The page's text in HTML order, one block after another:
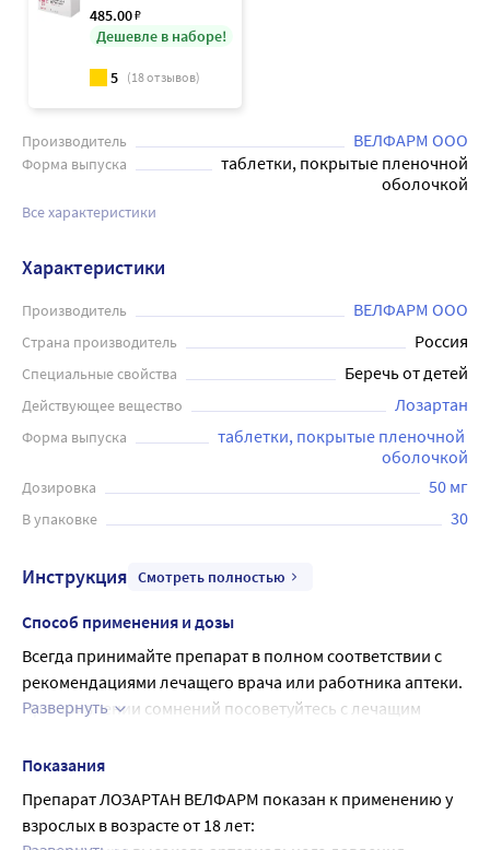
485.00₽
Дешевле в наборе!
5 (18отзывов)
Производитель ВЕЛФАРМ ООО
Форма выпуска
таблетки, покрытые пленочной
оболочкой
Все характеристики
Характеристики
Производитель ВЕЛФАРМ ООО
Страна производитель Россия
Специальные свойства Беречь от детей
Действующее вещество Лозартан
Форма выпуска
таблетки, покрытые пленочной
оболочкой
Дозировка 50 мг
В упаковке 30
Инструкция Смотреть полностью
Способ применения и дозы
Всегда принимайте препарат в полном соответствии с
рекомендациями лечащего врача или работника аптеки.
При появлении сомнений посоветуйтесь с лечащим
Рекомендуемая доза:
(артериальной гипертензии)
Начальная и поддерживающая доза препарата
Развернуть
Показания
Препарат ЛОЗАРТАН ВЕЛФАРМ показан к применению у
взрослых в возрасте от 18 лет: